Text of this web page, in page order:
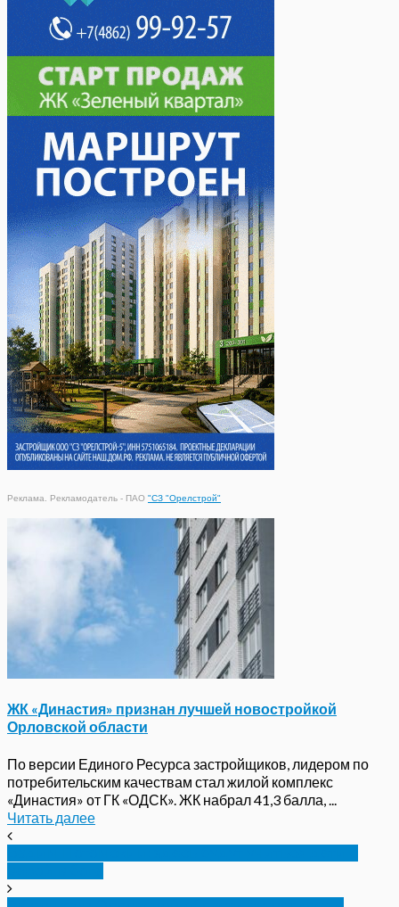
Реклама. Рекламодатель - ПАО "СЗ "Орелстрой"
ЖК «Династия» признан лучшей новостройкой
Орловской области
По версии Единого Ресурса застройщиков, лидером по
потребительским качествам стал жилой комплекс
«Династия» от ГК «ОДСК». ЖК набрал 41,3 балла, ...
Читать далее